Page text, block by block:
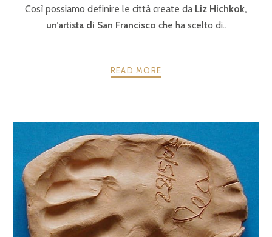
Così possiamo definire le città create da Liz Hichkok,
un’artista di San Francisco che ha scelto di..
READ MORE